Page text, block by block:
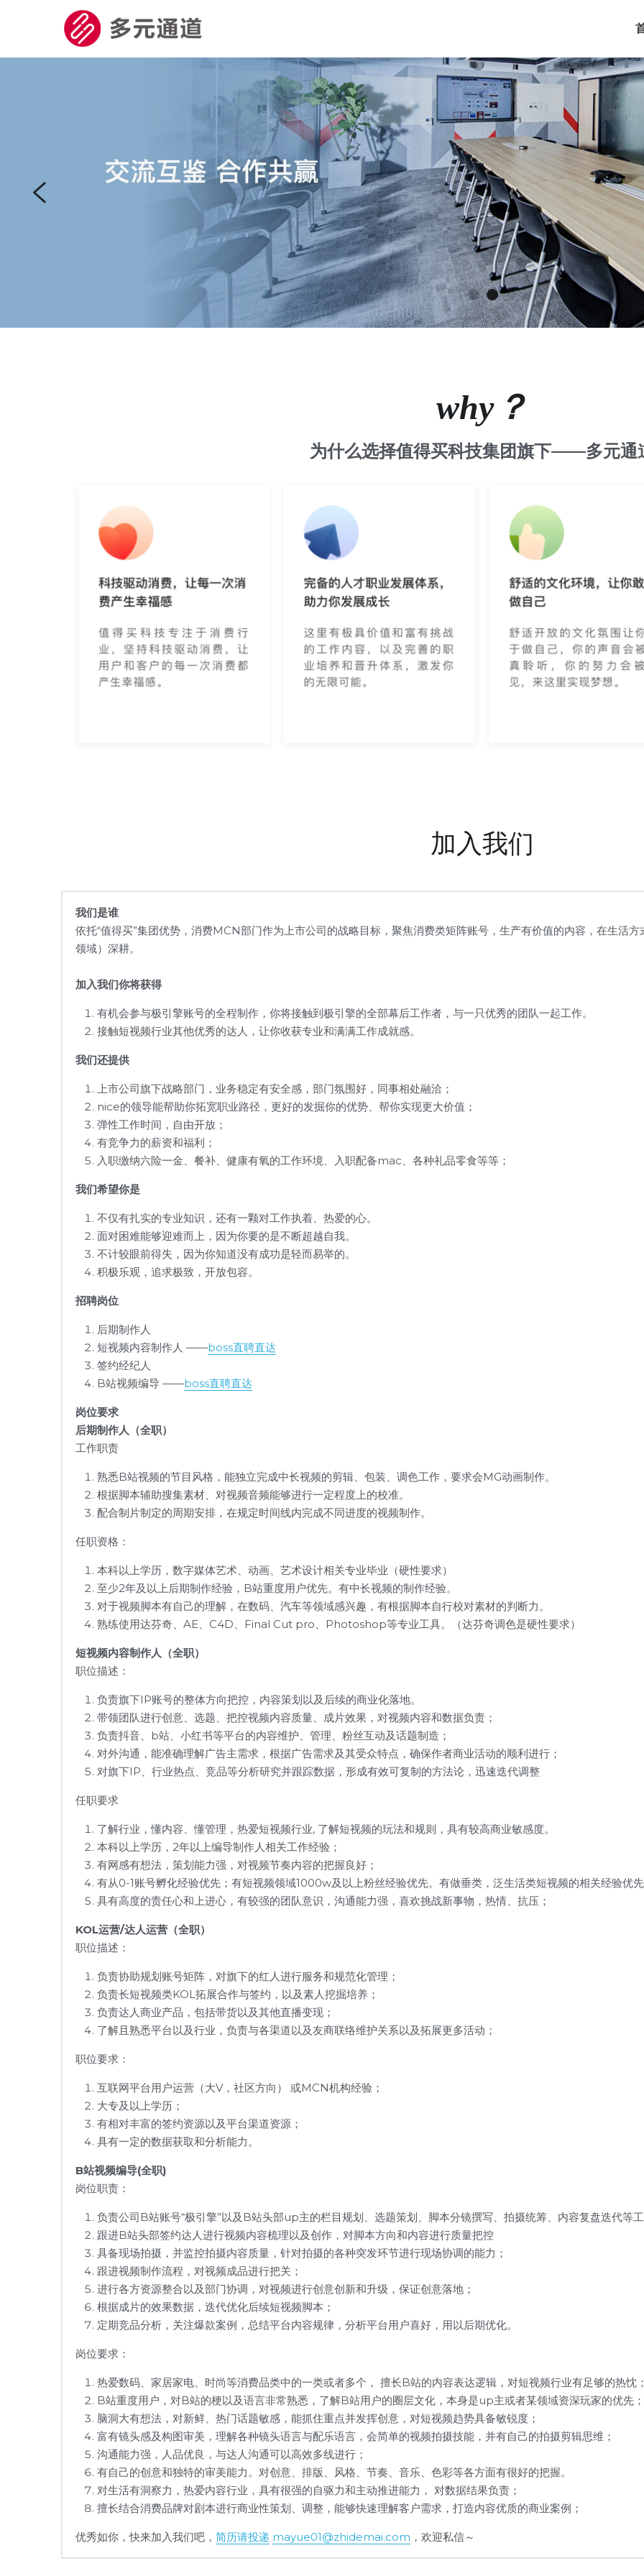
why？
为什么选择值得买科技集团旗下——多元通
加入我们
我们是谁
依托“值得买”集团优势，消费MCN部门作为上市公司的战略目标，聚焦消费类矩阵账号，生产有价值的内容，在生活
领域）深耕。
加入我们你将获得
有机会参与极引擎账号的全程制作，你将接触到极引擎的全部幕后工作者，与一只优秀的团队一起工作。
接触短视频行业其他优秀的达人，让你收获专业和满满工作成就感。
我们还提供
上市公司旗下战略部门，业务稳定有安全感，部门氛围好，同事相处融洽；
nice的领导能帮助你拓宽职业路径，更好的发掘你的优势、帮你实现更大价值；
弹性工作时间，自由开放；
有竞争力的薪资和福利；
入职缴纳六险一金、餐补、健康有氧的工作环境、入职配备mac、各种礼品零食等等；
我们希望你是
不仅有扎实的专业知识，还有一颗对工作执着、热爱的心。
面对困难能够迎难而上，因为你要的是不断超越自我。
不计较眼前得失，因为你知道没有成功是轻而易举的。
积极乐观，追求极致，开放包容。
招聘岗位
后期制作人
短视频内容制作人 ——boss直聘直达
签约经纪人
B站视频编导 ——boss直聘直达
岗位要求
后期制作人（全职）
工作职责
熟悉B站视频的节目风格，能独立完成中长视频的剪辑、包装、调色工作，要求会MG动画制作。
根据脚本辅助搜集素材、对视频音频能够进行一定程度上的校准。
配合制片制定的周期安排，在规定时间线内完成不同进度的视频制作。
任职资格：
本科以上学历，数字媒体艺术、动画、艺术设计相关专业毕业（硬性要求）
至少2年及以上后期制作经验，B站重度用户优先。有中长视频的制作经验。
对于视频脚本有自己的理解，在数码、汽车等领域感兴趣，有根据脚本自行校对素材的判断力。
熟练使用达芬奇、AE、C4D、Final Cut pro、Photoshop等专业工具。（达芬奇调色是硬性要求）
短视频内容制作人（全职）
职位描述：
负责旗下IP账号的整体方向把控，内容策划以及后续的商业化落地。
带领团队进行创意、选题、把控视频内容质量、成片效果，对视频内容和数据负责；
负责抖音、b站、小红书等平台的内容维护、管理、粉丝互动及话题制造；
对外沟通，能准确理解广告主需求，根据广告需求及其受众特点，确保作者商业活动的顺利进行；
对旗下IP、行业热点、竞品等分析研究并跟踪数据，形成有效可复制的方法论，迅速迭代调整
任职要求
了解行业，懂内容、懂管理，热爱短视频行业, 了解短视频的玩法和规则，具有较高商业敏感度。
本科以上学历，2年以上编导制作人相关工作经验；
有网感有想法，策划能力强，对视频节奏内容的把握良好；
有从0-1账号孵化经验优先；有短视频领域1000w及以上粉丝经验优先。有做垂类，泛生活类短视频的相关经验优
具有高度的责任心和上进心，有较强的团队意识，沟通能力强，喜欢挑战新事物，热情、抗压；
KOL运营/达人运营 （全职）
职位描述：
负责协助规划账号矩阵，对旗下的红人进行服务和规范化管理；
负责长短视频类KOL拓展合作与签约，以及素人挖掘培养；
负责达人商业产品，包括带货以及其他直播变现；
了解且熟悉平台以及行业，负责与各渠道以及友商联络维护关系以及拓展更多活动；
职位要求：
互联网平台用户运营（大V，社区方向） 或MCN机构经验；
大专及以上学历；
有相对丰富的签约资源以及平台渠道资源；
具有一定的数据获取和分析能力。
B站视频编导(全职)
岗位职责：
负责公司B站账号“极引擎”以及B站头部up主的栏目规划、选题策划、脚本分镜撰写、拍摄统筹、内容复盘迭代等
跟进B站头部签约达人进行视频内容梳理以及创作，对脚本方向和内容进行质量把控
具备现场拍摄，并监控拍摄内容质量，针对拍摄的各种突发环节进行现场协调的能力；
跟进视频制作流程，对视频成品进行把关；
进行各方资源整合以及部门协调，对视频进行创意创新和升级，保证创意落地；
根据成片的效果数据，迭代优化后续短视频脚本；
定期竞品分析，关注爆款案例，总结平台内容规律，分析平台用户喜好，用以后期优化。
岗位要求：
热爱数码、家居家电、时尚等消费品类中的一类或者多个， 擅长B站的内容表达逻辑，对短视频行业有足够的热忱
B站重度用户，对B站的梗以及语言非常熟悉，了解B站用户的圈层文化，本身是up主或者某领域资深玩家的优先
脑洞大有想法，对新鲜、热门话题敏感，能抓住重点并发挥创意，对短视频趋势具备敏锐度；
富有镜头感及构图审美，理解各种镜头语言与配乐语言，会简单的视频拍摄技能，并有自己的拍摄剪辑思维；
沟通能力强，人品优良，与达人沟通可以高效多线进行；
有自己的创意和独特的审美能力。对创意、排版、风格、节奏、音乐、色彩等各方面有很好的把握。
对生活有洞察力，热爱内容行业，具有很强的自驱力和主动推进能力， 对数据结果负责；
擅长结合消费品牌对剧本进行商业性策划、调整，能够快速理解客户需求，打造内容优质的商业案例；
优秀如你，快来加入我们吧，简历请投递 mayue01@zhidemai.com ，欢迎私信～